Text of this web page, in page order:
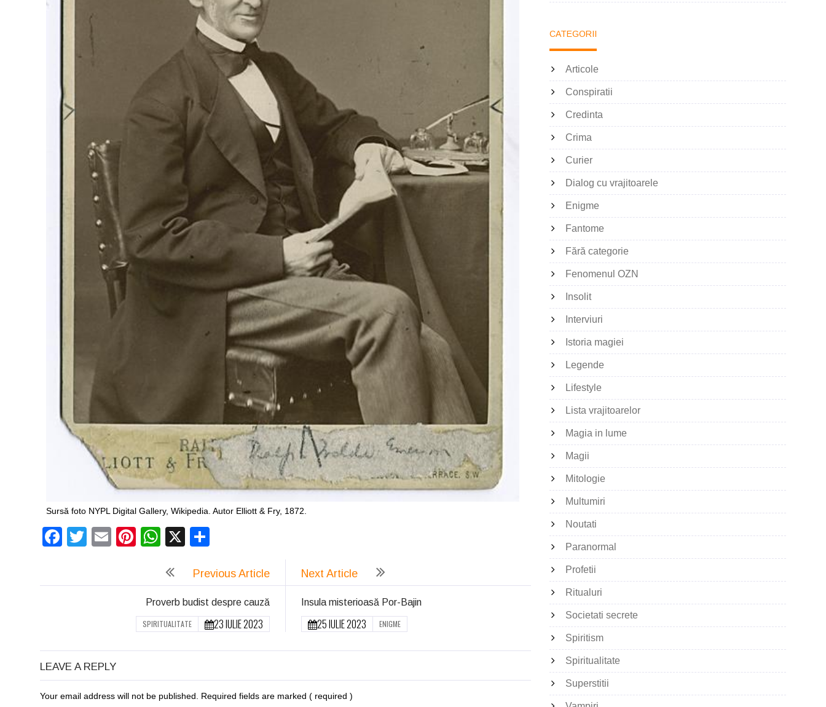
Sursă foto NYPL Digital Gallery, Wikipedia. Autor Elliott & Fry, 1872.
Facebook
Twitter
EmailPinterest
WhatsApp
X
Previous Article
Proverb budist despre cauză
23 IULIE 2023
SPIRITUALITATE
Next Article
Insula misterioasă Por-Bajin
25 IULIE 2023 ENIGME
LEAVE A REPLY
Your email address will not be published. Required fields are marked ( required )
CATEGORII
Articole
Conspiratii
Credinta
Crima
Curier
Dialog cu vrajitoarele
Enigme
Fantome
Fără categorie
Fenomenul OZN
Insolit
Interviuri
Istoria magiei
Legende
Lifestyle
Lista vrajitoarelor
Magia in lume
Magii
Mitologie
Multumiri
Noutati
Paranormal
Profetii
Ritualuri
Societati secrete
Spiritism
Spiritualitate
Superstitii